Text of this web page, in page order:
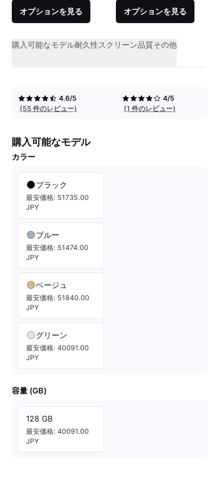
オプションを見る オプションを見る
購入可能なモデル耐久性スクリーン品質その他
4.6/5
(55 件のレビュー)
4/5
(1 件のレビュー)
購入可能なモデル
カラー
ブラック
最安価格: 51735.00
JPY
ブルー
最安価格: 51474.00
JPY
ベージュ
最安価格: 51840.00
JPY
グリーン
最安価格: 40091.00
JPY
容量 (GB)
128 GB
最安価格: 40091.00
JPY